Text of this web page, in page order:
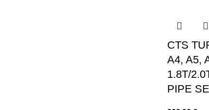
CTS
A4, A5,
1.8T/
PIPE